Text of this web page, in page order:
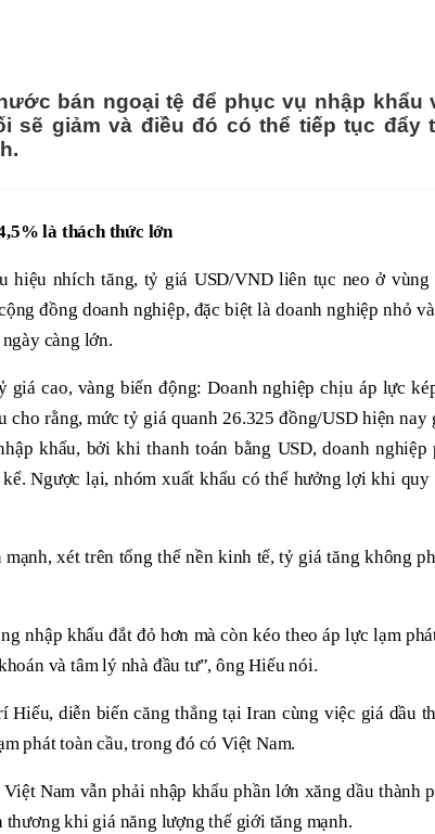
bán ngoại tệ để phục vụ nhập khẩu
sẽ giảm và điều đó có thể tiếp tục đẩy
là thách thức lớn
hiệu nhích tăng, tỷ giá USD/VND liên tục neo ở vùng
đồng doanh nghiệp, đặc biệt là doanh nghiệp nhỏ
càng lớn.
giá cao, vàng biến động: Doanh nghiệp chịu áp lực
cho rằng, mức tỷ giá quanh 26.325 đồng/USD hiện nay
khẩu, bởi khi thanh toán bằng USD, doanh nghiệp
Ngược lại, nhóm xuất khẩu có thể hưởng lợi khi quy
xét trên tổng thể nền kinh tế, tỷ giá tăng không
nhập khẩu đắt đỏ hơn mà còn kéo theo áp lực lạm
và tâm lý nhà đầu tư”, ông Hiếu nói.
Hiếu, diễn biến căng thẳng tại Iran cùng việc giá dầu
phát toàn cầu, trong đó có Việt Nam.
Nam vẫn phải nhập khẩu phần lớn xăng dầu thành
khi giá năng lượng thế giới tăng mạnh.